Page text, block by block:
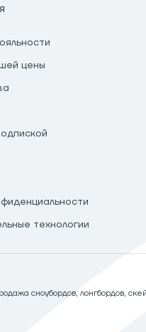
цены
технологии
сноубордов, лонгбордов,